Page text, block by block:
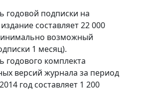
годовой подписки на
составляет 22 000
возможный
1 месяц).
годового комплекта
версий журнала за период
год составляет 1 200